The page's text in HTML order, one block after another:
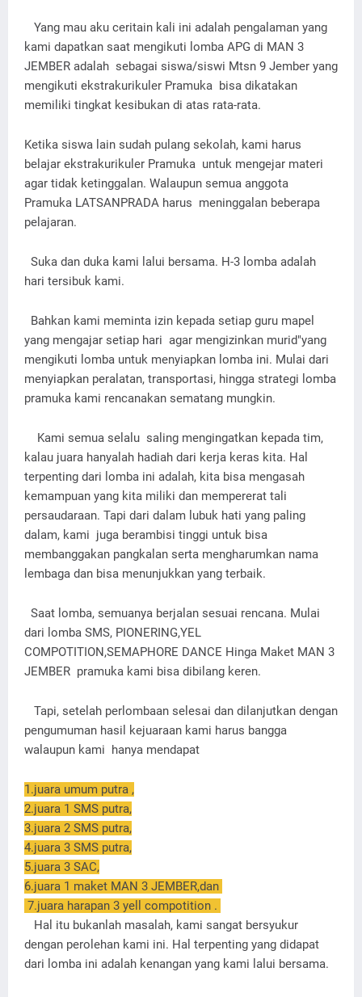
Yang mau aku ceritain kali ini adalah pengalaman yang
kami dapatkan saat mengikuti lomba APG di MAN 3
JEMBER adalah sebagai siswa/siswi Mtsn 9 Jember yang
mengikuti ekstrakurikuler Pramuka bisa dikatakan
memiliki tingkat kesibukan di atas rata-rata.
Ketika siswa lain sudah pulang sekolah, kami harus
belajar ekstrakurikuler Pramuka untuk mengejar materi
agar tidak ketinggalan. Walaupun semua anggota
Pramuka LATSANPRADA harus meninggalan beberapa
pelajaran.
Suka dan duka kami lalui bersama. H-3 lomba adalah
hari tersibuk kami.
Bahkan kami meminta izin kepada setiap guru mapel
yang mengajar setiap hari agar mengizinkan murid"yang
mengikuti lomba untuk menyiapkan lomba ini. Mulai dari
menyiapkan peralatan, transportasi, hingga strategi lomba
pramuka kami rencanakan sematang mungkin.
Kami semua selalu saling mengingatkan kepada tim,
kalau juara hanyalah hadiah dari kerja keras kita. Hal
terpenting dari lomba ini adalah, kita bisa mengasah
kemampuan yang kita miliki dan mempererat tali
persaudaraan. Tapi dari dalam lubuk hati yang paling
dalam, kami juga berambisi tinggi untuk bisa
membanggakan pangkalan serta mengharumkan nama
lembaga dan bisa menunjukkan yang terbaik.
Saat lomba, semuanya berjalan sesuai rencana. Mulai
dari lomba SMS, PIONERING,YEL
COMPOTITION,SEMAPHORE DANCE Hinga Maket MAN 3
JEMBER pramuka kami bisa dibilang keren.
Tapi, setelah perlombaan selesai dan dilanjutkan dengan
pengumuman hasil kejuaraan kami harus bangga
walaupun kami hanya mendapat
1.juara umum putra ,
2.juara 1 SMS putra,
3.juara 2 SMS putra,
4.juara 3 SMS putra,
5.juara 3 SAC,
6.juara 1 maket MAN 3 JEMBER,dan
7.juara harapan 3 yell compotition .
Hal itu bukanlah masalah, kami sangat bersyukur
dengan perolehan kami ini. Hal terpenting yang didapat
dari lomba ini adalah kenangan yang kami lalui bersama.